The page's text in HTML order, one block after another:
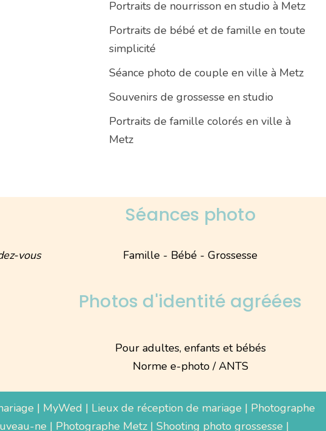
Portraits de nourrisson en studio à Metz
Portraits de bébé et de famille en toute
simplicité
Séance photo de couple en ville à Metz
Souvenirs de grossesse en studio
Portraits de famille colorés en ville à
Metz
vous
Séances photo
Famille - Bébé - Grossesse
Photos d'identité agréées
Pour adultes, enfants et bébés
Norme e-photo / ANTS
| MyWed | Lieux de réception de mariage | Photographe
ne | Photographe Metz | Shooting photo grossesse |